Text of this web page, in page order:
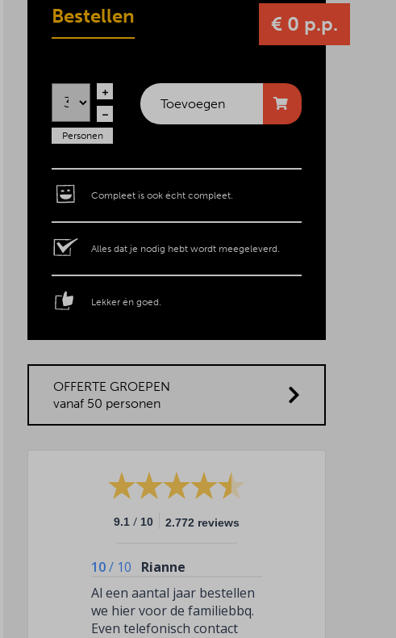
Bestellen € 0 p.p.
Personen
Toevoegen
Compleet is ook écht compleet.
Alles dat je nodig hebt wordt meegeleverd.
Lekker én goed.
OFFERTE GROEPEN
vanaf 50 personen
9.1 / 10 2.772 reviews
10/ 10
Rianne
Al een aantal jaar bestellen
we hier voor de familiebbq.
Even telefonisch contact